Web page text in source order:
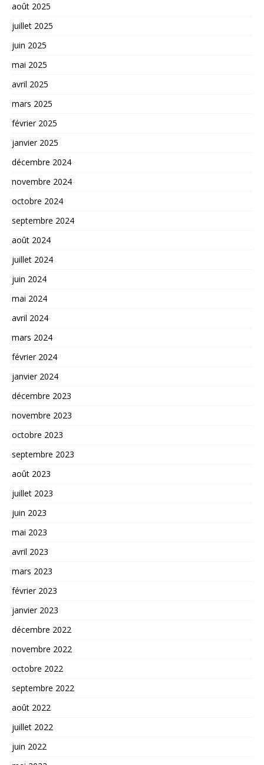
août 2025
juillet 2025
juin 2025
mai 2025
avril 2025
mars 2025
février 2025
janvier 2025
décembre 2024
novembre 2024
octobre 2024
septembre 2024
août 2024
juillet 2024
juin 2024
mai 2024
avril 2024
mars 2024
février 2024
janvier 2024
décembre 2023
novembre 2023
octobre 2023
septembre 2023
août 2023
juillet 2023
juin 2023
mai 2023
avril 2023
mars 2023
février 2023
janvier 2023
décembre 2022
novembre 2022
octobre 2022
septembre 2022
août 2022
juillet 2022
juin 2022